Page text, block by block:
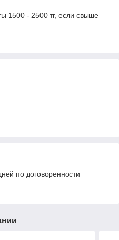
1500 - 2500 тг, если свыше
по договоренности